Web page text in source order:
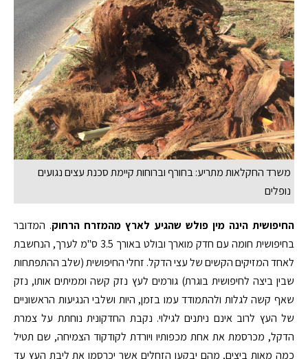
משרד החקלאות מתריע: בחורף וברוחות קיימת סכנת עצים נגועים
נופלים
החיפושית הינה מין פולש שהגיע לארץ מהמזרח הרחוק. המדובר
בחיפושית חומה עם חדק מוארך ובולט באורך 3.5 ס"מ לערך, הנחשבת
לאחד המזיקים הקשים של עצי הדקל. זחלי החיפושית (שלב ההתפתחות
שבין ביצה לחיפושית בוגרת) גורמים לעץ נזק קשה וממיתים אותו, נזק
שאף קשה לגלות ולהתמודד עמו בזמן, היות ושלבי הנגיעות הראשוניים
של העץ לרוב אינם ניתנים לגילוי. נקבת החדקונית נוחתת על צמרת
הדקל, מכרסמת את אחת מכפותיו ויורדת לקודקוד הצמיחה, שם תטיל
כמה מאות ביצים, מהם יבקעו הזחלים אשר יכרסמו את ליבת העץ עד